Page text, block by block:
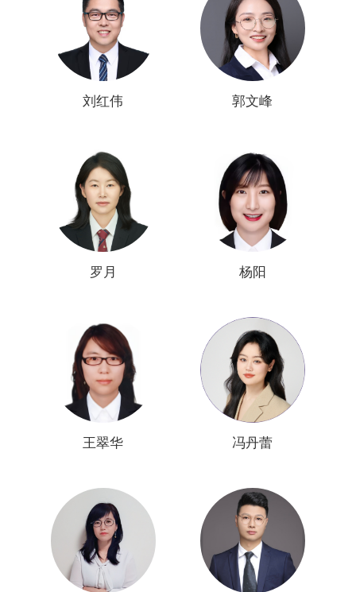
刘红伟 郭文峰
罗月 杨阳
王翠华 冯丹蕾